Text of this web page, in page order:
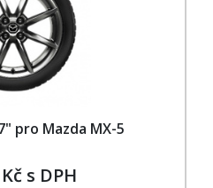
pro Mazda MX-5
s DPH